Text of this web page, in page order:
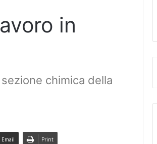
in
chimica della
Email Print